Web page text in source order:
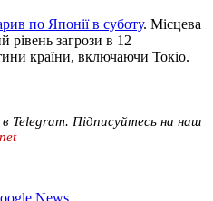
по Японії в суботу. Місцева
рівень загрози в 12
країни, включаючи Токіо.
в Telegram. Підписуйтесь на наш
News